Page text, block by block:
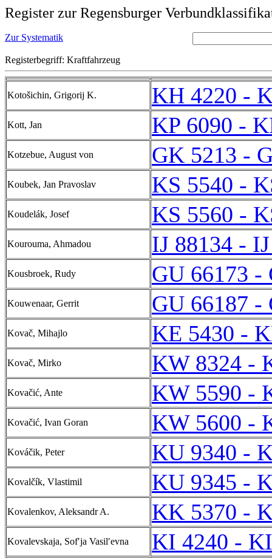
Register zur Regensburger
Zur Systematik
Registerbegriff: Kraftfahrzeug
Kotošichin, Grigorij K. KH 4220 -
Kott, Jan KP 6090 -
Kotzebue, August von GK 5213 -
Koubek, Jan Pravoslav KS 5540 -
Koudelák, Josef KS 5560 -
Kourouma, Ahmadou IJ 88134 -
Kousbroek, Rudy GU 66173 -
Kouwenaar, Gerrit GU 66187 -
Kovač, Mihajlo KE 5430 -
Kovač, Mirko KW 8324 -
Kovačić, Ante KW 5590 -
Kovačić, Ivan Goran KW 5600 -
Kováčik, Peter KU 9340 -
Kovalčík, Vlastimil KU 9345 -
Kovalenkov, Aleksandr A. KK 5370 -
Kovalevskaja, Sofʹja Vasilʹevna KI 4240 -